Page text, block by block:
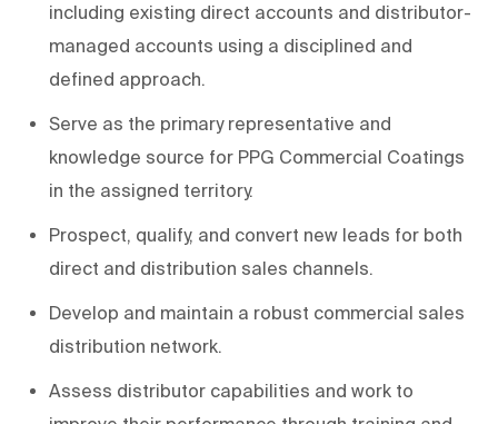
including existing direct accounts and distributor-
managed accounts using a disciplined and
defined approach.
Serve as the primary representative and
knowledge source for PPG Commercial Coatings
in the assigned territory.
Prospect, qualify, and convert new leads for both
direct and distribution sales channels.
Develop and maintain a robust commercial sales
distribution network.
Assess distributor capabilities and work to